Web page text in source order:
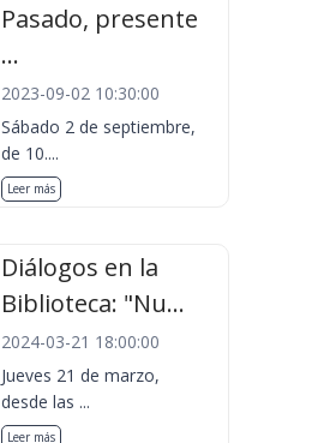
Pasado, presente
...
2023-09-02 10:30:00
Sábado 2 de septiembre,
de 10....
Leer más
Diálogos en la
Biblioteca: "Nu...
2024-03-21 18:00:00
Jueves 21 de marzo,
desde las ...
Leer más